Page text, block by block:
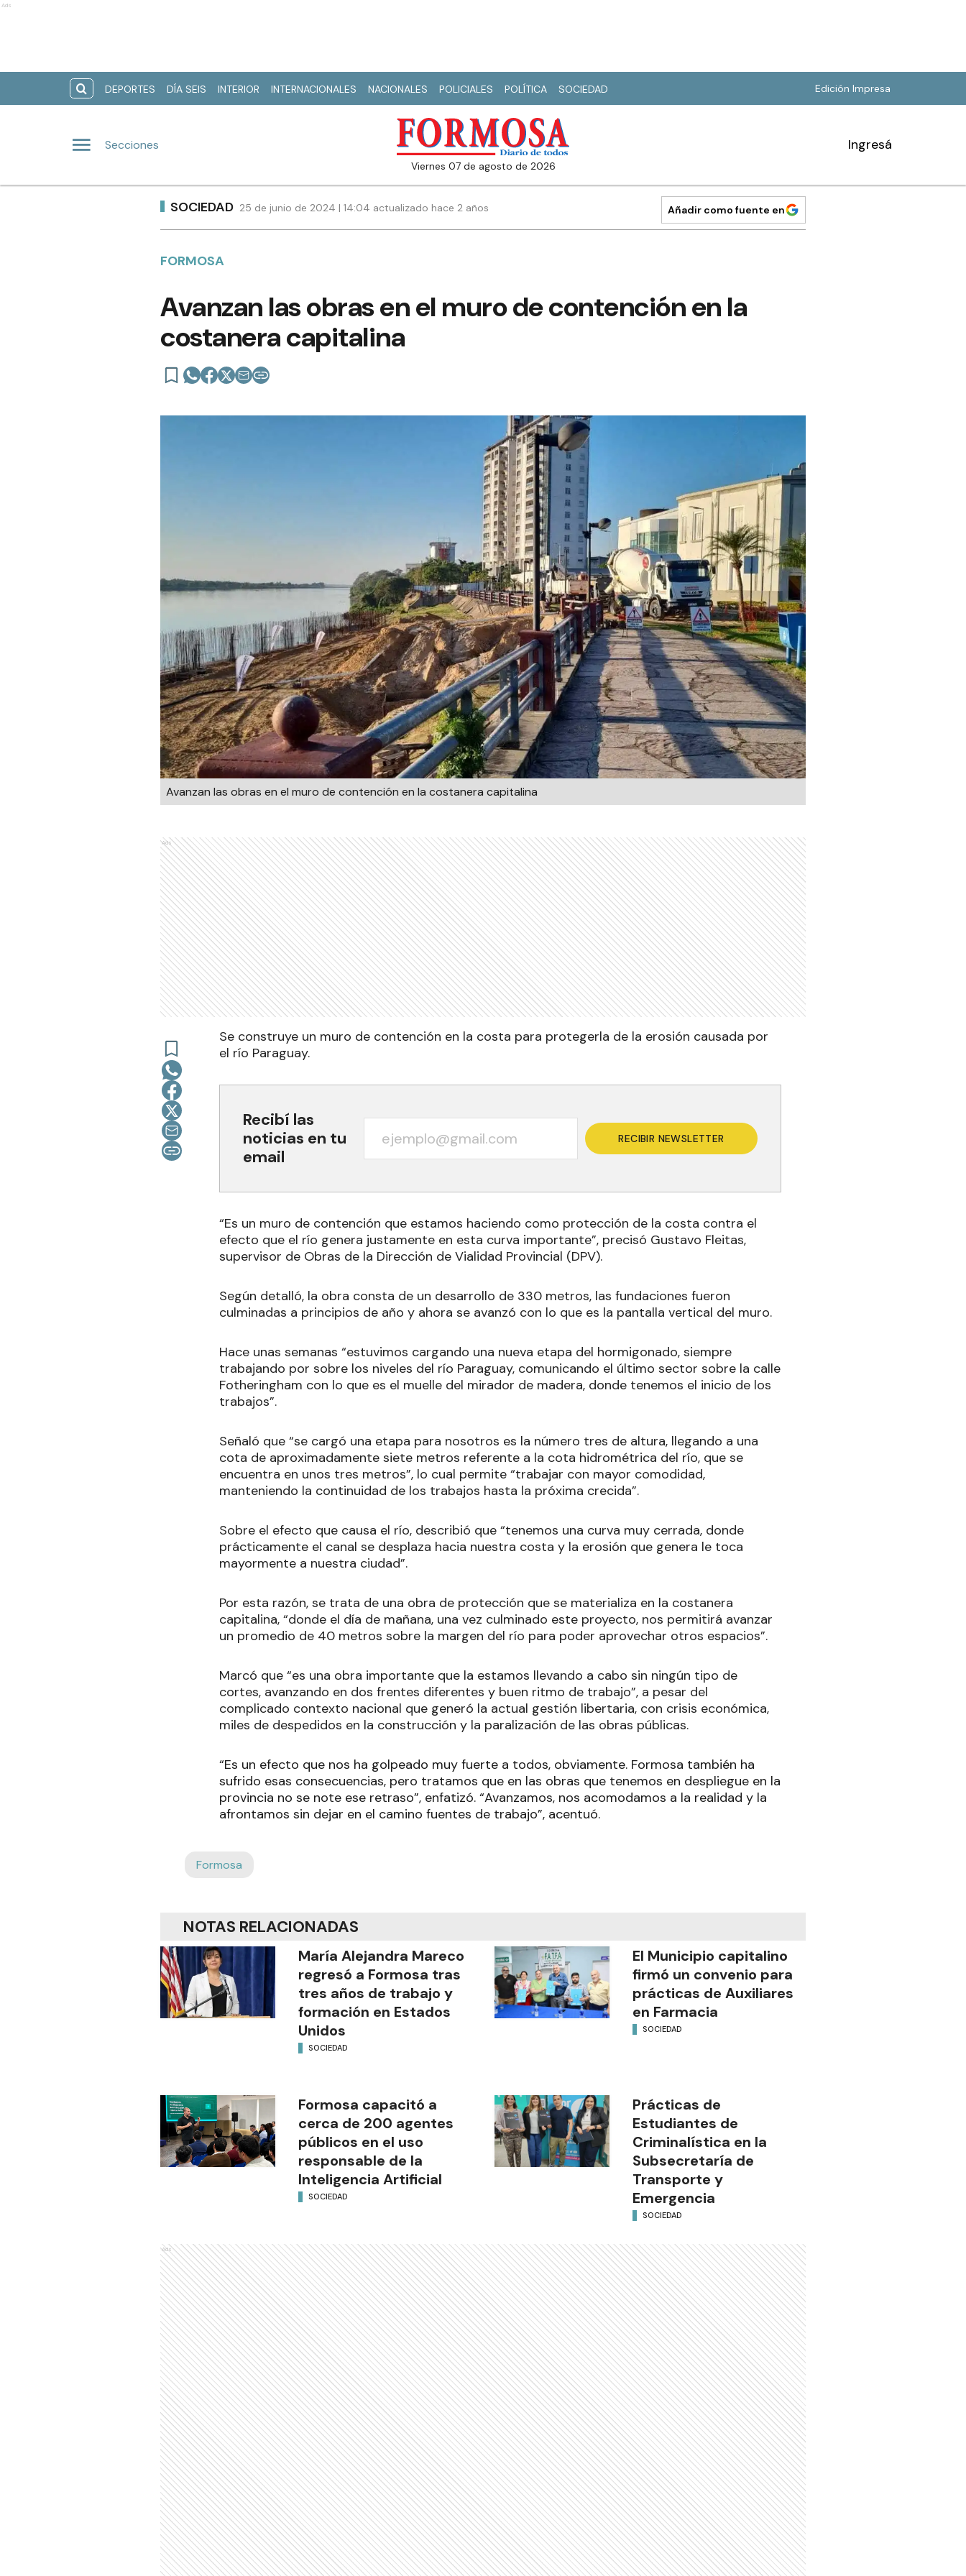
Ads
DEPORTES DÍA SEIS INTERIOR INTERNACIONALES NACIONALES POLICIALES POLÍTICA SOCIEDAD Edición Impresa
Secciones
viernes 07 de agosto de 2026
Ingresá
SOCIEDAD 25 de junio de 2024 | 14:04 actualizado hace 2 años Añadir como fuente en
FORMOSA
Avanzan las obras en el muro de contención en la
costanera capitalina
Avanzan las obras en el muro de contención en la costanera capitalina
Ads
Se construye un muro de contención en la costa para protegerla de la erosión causada por
el río Paraguay.
Recibí las
noticias en tu
email
RECIBIR NEWSLETTER
“Es un muro de contención que estamos haciendo como protección de la costa contra el
efecto que el río genera justamente en esta curva importante”, precisó Gustavo Fleitas,
supervisor de Obras de la Dirección de Vialidad Provincial (DPV).
Según detalló, la obra consta de un desarrollo de 330 metros, las fundaciones fueron
culminadas a principios de año y ahora se avanzó con lo que es la pantalla vertical del muro.
Hace unas semanas “estuvimos cargando una nueva etapa del hormigonado, siempre
trabajando por sobre los niveles del río Paraguay, comunicando el último sector sobre la calle
Fotheringham con lo que es el muelle del mirador de madera, donde tenemos el inicio de los
trabajos”.
Señaló que “se cargó una etapa para nosotros es la número tres de altura, llegando a una
cota de aproximadamente siete metros referente a la cota hidrométrica del río, que se
encuentra en unos tres metros”, lo cual permite “trabajar con mayor comodidad,
manteniendo la continuidad de los trabajos hasta la próxima crecida”.
Sobre el efecto que causa el río, describió que “tenemos una curva muy cerrada, donde
prácticamente el canal se desplaza hacia nuestra costa y la erosión que genera le toca
mayormente a nuestra ciudad”.
Por esta razón, se trata de una obra de protección que se materializa en la costanera
capitalina, “donde el día de mañana, una vez culminado este proyecto, nos permitirá avanzar
un promedio de 40 metros sobre la margen del río para poder aprovechar otros espacios”.
Marcó que “es una obra importante que la estamos llevando a cabo sin ningún tipo de
cortes, avanzando en dos frentes diferentes y buen ritmo de trabajo”, a pesar del
complicado contexto nacional que generó la actual gestión libertaria, con crisis económica,
miles de despedidos en la construcción y la paralización de las obras públicas.
“Es un efecto que nos ha golpeado muy fuerte a todos, obviamente. Formosa también ha
sufrido esas consecuencias, pero tratamos que en las obras que tenemos en despliegue en la
provincia no se note ese retraso”, enfatizó. “Avanzamos, nos acomodamos a la realidad y la
afrontamos sin dejar en el camino fuentes de trabajo”, acentuó.
Formosa
NOTAS RELACIONADAS
María Alejandra Mareco
regresó a Formosa tras
tres años de trabajo y
formación en Estados
Unidos
SOCIEDAD
El Municipio capitalino
firmó un convenio para
prácticas de Auxiliares
en Farmacia
SOCIEDAD
Formosa capacitó a
cerca de 200 agentes
públicos en el uso
responsable de la
Inteligencia Artificial
SOCIEDAD
Prácticas de
Estudiantes de
Criminalística en la
Subsecretaría de
Transporte y
Emergencia
SOCIEDAD
Ads